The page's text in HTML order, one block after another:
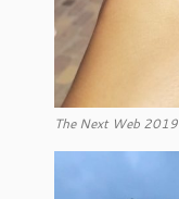
The Next Web 2019